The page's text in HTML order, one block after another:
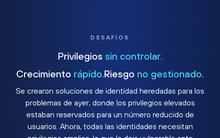
DESAFÍOS
Privilegios sin controlar.
Crecimiento rápido. Riesgo no gestionado.
Se crearon soluciones de identidad heredadas para los
problemas de ayer, donde los privilegios elevados
estaban reservados para un número reducido de
usuarios. Ahora, todas las identidades necesitan